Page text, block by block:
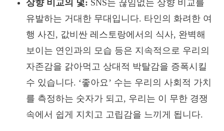
상향 비교의 덫: SNS는 끊임없는 상향 비교를
유발하는 거대한 무대입니다. 타인의 화려한 여
행 사진, 값비싼 레스토랑에서의 식사, 완벽해
보이는 연인과의 모습 등은 지속적으로 우리의
자존감을 갉아먹고 상대적 박탈감을 증폭시킬
수 있습니다. ‘좋아요’ 수는 우리의 사회적 가치
를 측정하는 숫자가 되고, 우리는 이 무한 경쟁
속에서 쉽게 지치고 고립감을 느끼게 됩니다.